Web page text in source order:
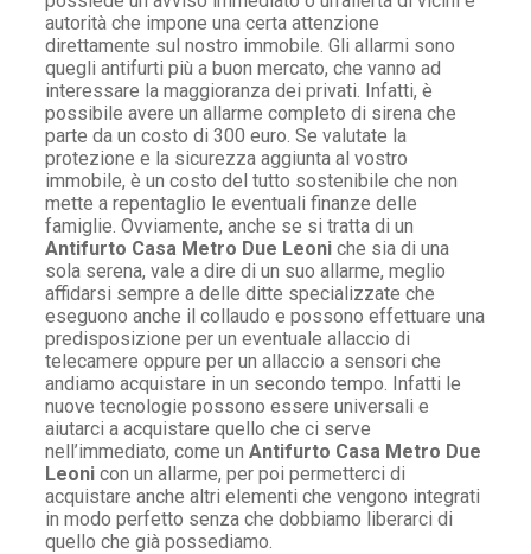
autorità che impone una certa attenzione
direttamente sul nostro immobile. Gli allarmi sono
quegli antifurti più a buon mercato, che vanno ad
interessare la maggioranza dei privati. Infatti, è
possibile avere un allarme completo di sirena che
parte da un costo di 300 euro. Se valutate la
protezione e la sicurezza aggiunta al vostro
immobile, è un costo del tutto sostenibile che non
mette a repentaglio le eventuali finanze delle
famiglie. Ovviamente, anche se si tratta di un
Antifurto Casa Metro Due Leoni che sia di una
sola serena, vale a dire di un suo allarme, meglio
affidarsi sempre a delle ditte specializzate che
eseguono anche il collaudo e possono effettuare una
predisposizione per un eventuale allaccio di
telecamere oppure per un allaccio a sensori che
andiamo acquistare in un secondo tempo. Infatti le
nuove tecnologie possono essere universali e
aiutarci a acquistare quello che ci serve
nell’immediato, come un Antifurto Casa Metro Due
Leoni con un allarme, per poi permetterci di
acquistare anche altri elementi che vengono integrati
in modo perfetto senza che dobbiamo liberarci di
quello che già possediamo.